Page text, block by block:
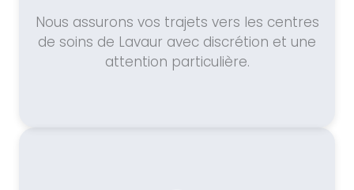
Nous assurons vos trajets vers les centres
de soins de Lavaur avec discrétion et une
attention particulière.